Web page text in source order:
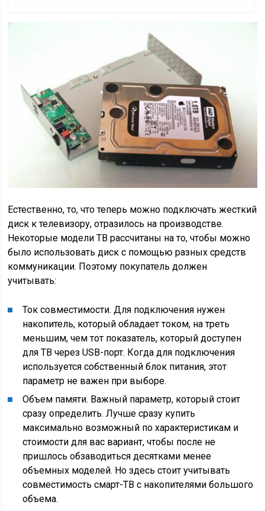
Естественно, то, что теперь можно подключать жесткий
диск к телевизору, отразилось на производстве.
Некоторые модели ТВ рассчитаны на то, чтобы можно
было использовать диск с помощью разных средств
коммуникации. Поэтому покупатель должен
учитывать:
Ток совместимости. Для подключения нужен
накопитель, который обладает током, на треть
меньшим, чем тот показатель, который доступен
для ТВ через USB-порт. Когда для подключения
используется собственный блок питания, этот
параметр не важен при выборе.
Объем памяти. Важный параметр, который стоит
сразу определить. Лучше сразу купить
максимально возможный по характеристикам и
стоимости для вас вариант, чтобы после не
пришлось обзаводиться десятками менее
объемных моделей. Но здесь стоит учитывать
совместимость смарт-ТВ с накопителями большого
объема.